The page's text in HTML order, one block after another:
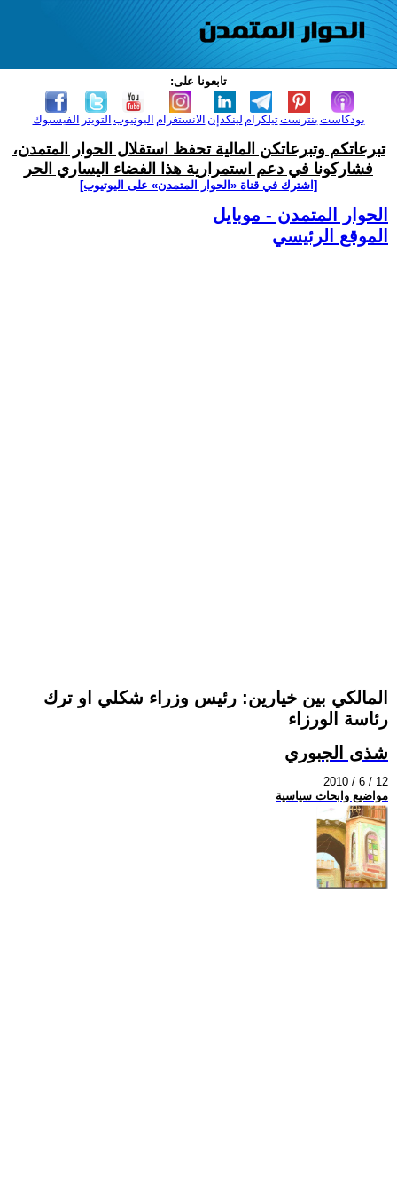
تابعونا على:
الفيسبوك التويتر اليوتيوب الانستغرام لينكدإن تيلكرامبنترست بودكاست
تبرعاتكم وتبرعاتكن المالية تحفظ استقلال الحوار المتمدن،
فشاركونا في دعم استمرارية هذا الفضاء اليساري الحر
[اشترك في قناة ‫«الحوار المتمدن» على اليوتيوب]
الحوار المتمدن - موبايل
الموقع الرئيسي
المالكي بين خيارين: رئيس وزراء شكلي او ترك
رئاسة الورزاء
شذى الجبوري
2010 / 6 / 12
مواضيع وابحاث سياسية